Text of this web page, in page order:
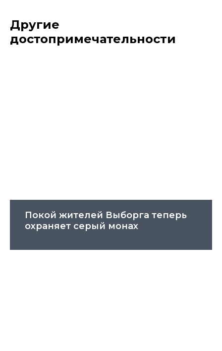
Другие
достопримечательности
Покой жителей Выборга теперь
охраняет серый монах